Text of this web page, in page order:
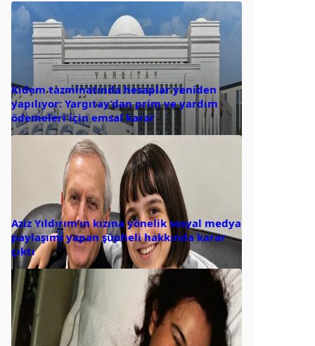
Kıdem tazminatında hesaplar yeniden
yapılıyor: Yargıtay’dan prim ve yardım
ödemeleri için emsal karar
Aziz Yıldırım’ın kızına yönelik sosyal medya
paylaşımı yapan şüpheli hakkında karar
çıktı